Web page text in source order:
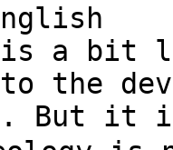
is a bit
the
But it